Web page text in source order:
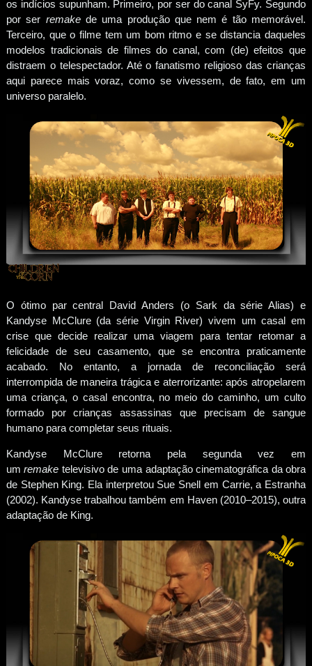
os indícios supunham. Primeiro, por ser do canal SyFy. Segundo
por ser remake de uma produção que nem é tão memorável.
Terceiro, que o filme tem um bom ritmo e se distancia daqueles
modelos tradicionais de filmes do canal, com (de) efeitos que
distraem o telespectador. Até o fanatismo religioso das crianças
aqui parece mais voraz, como se vivessem, de fato, em um
universo paralelo.
O ótimo par central David Anders (o Sark da série Alias) e
Kandyse McClure (da série Virgin River) vivem um casal em
crise que decide realizar uma viagem para tentar retomar a
felicidade de seu casamento, que se encontra praticamente
acabado. No entanto, a jornada de reconciliação será
interrompida de maneira trágica e aterrorizante: após atropelarem
uma criança, o casal encontra, no meio do caminho, um culto
formado por crianças assassinas que precisam de sangue
humano para completar seus rituais.
Kandyse McClure retorna pela segunda vez em
umremake televisivo de uma adaptação cinematográfica da obra
de Stephen King. Ela interpretou Sue Snell em Carrie, a Estranha
(2002). Kandyse trabalhou também em Haven (2010–2015), outra
adaptação de King.